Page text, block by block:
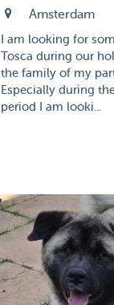
Amsterdam
I am looking for
Tosca during our
the family of my
Especially during
period I am looki...